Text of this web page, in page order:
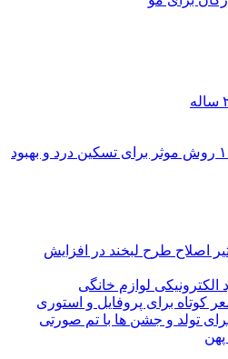
درمان خانگی تاول پا؛ ۱۰ روش موثر برای تسکین درد و بهبود
اصلاح طرح لبخند در افزایش
الکترونیکی لوازم خانگی
کوتاه برای پروفایل و استوری
تولد و جشن ها با تم صورتی